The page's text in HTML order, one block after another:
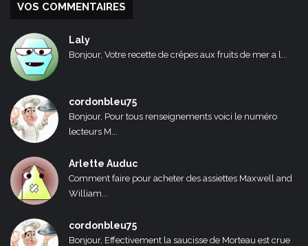
VOS COMMENTAIRES
Laly
Bonjour, Votre recette de crêpes aux fruits de mer a l...
cordonbleu75
Bonjour, Pour tous renseignements voici le numéro
lecteurs M...
Arlette Auduc
Comment faire pour acheter des assiettes Maxwell and
William...
cordonbleu75
Bonjour, Effectivement la saucisse de Morteau est crue